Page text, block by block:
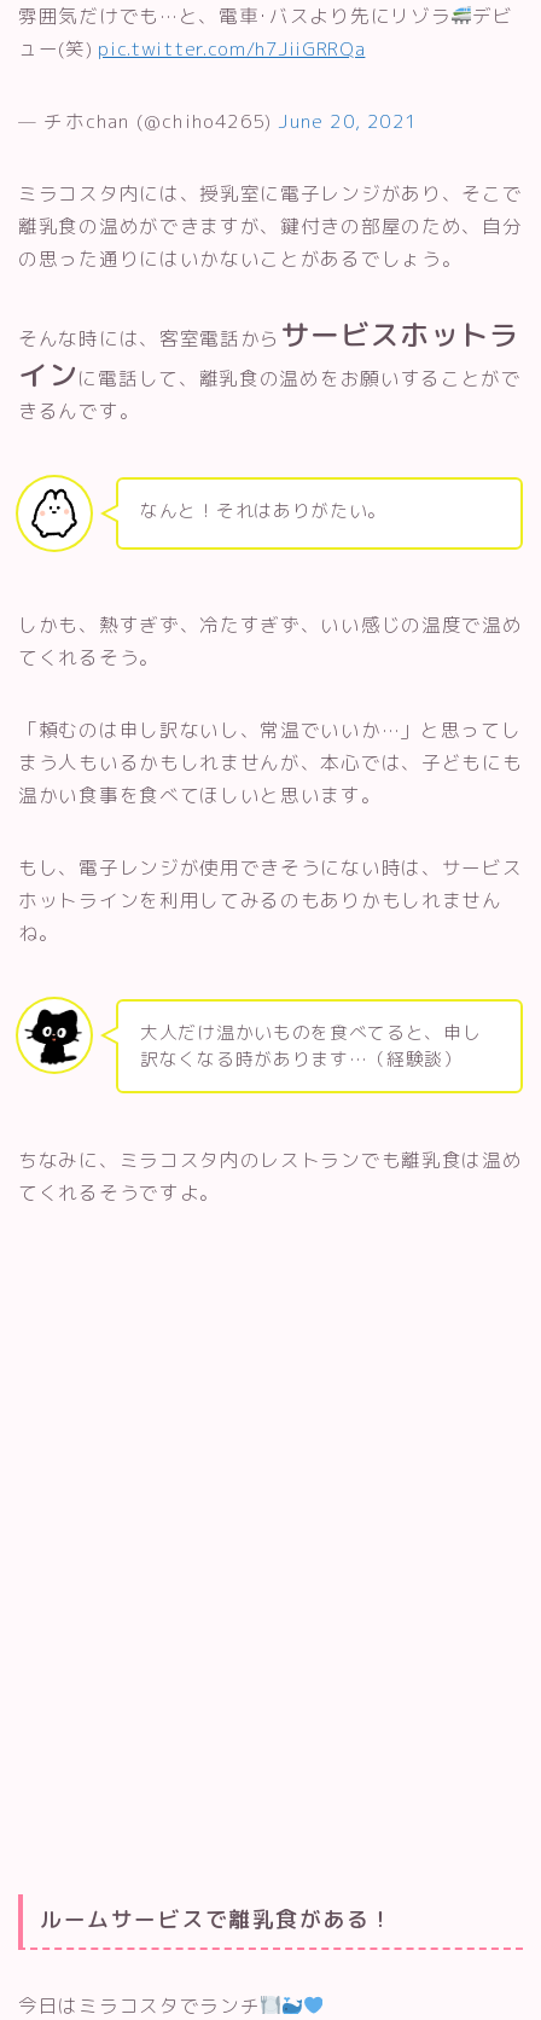
雰囲気だけでも…と、電車･バスより先にリゾラ
デビ
ュー(笑) pic.twitter.com/h7JiiGRRQa
— チホchan (@chiho4265) June 20, 2021
ミラコスタ内には、授乳室に電子レンジがあり、そこで
離乳食の温めができますが、鍵付きの部屋のため、自分
の思った通りにはいかないことがあるでしょう。
そんな時には、客室電話から サービスホットラ
インに電話して、離乳食の温めをお願いすることがで
きるんです。
なんと！それはありがたい。
しかも、熱すぎず、冷たすぎず、いい感じの温度で温め
てくれるそう。
「頼むのは申し訳ないし、常温でいいか…」と思ってし
まう人もいるかもしれませんが、本心では、子どもにも
温かい食事を食べてほしいと思います。
もし、電子レンジが使用できそうにない時は、サービス
ホットラインを利用してみるのもありかもしれません
ね。
大人だけ温かいものを食べてると、申し
訳なくなる時があります…（経験談）
ちなみに、ミラコスタ内のレストランでも離乳食は温め
てくれるそうですよ。
ルームサービスで離乳食がある！
今日はミラコスタでランチ